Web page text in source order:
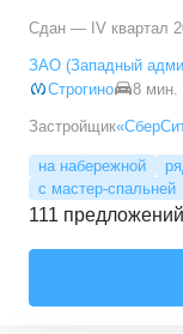
Сдан — IV квартал
ЗАО (Западный
Строгино
8 мин.
Застройщик
на набережной
с мастер-спальней
111 предложений